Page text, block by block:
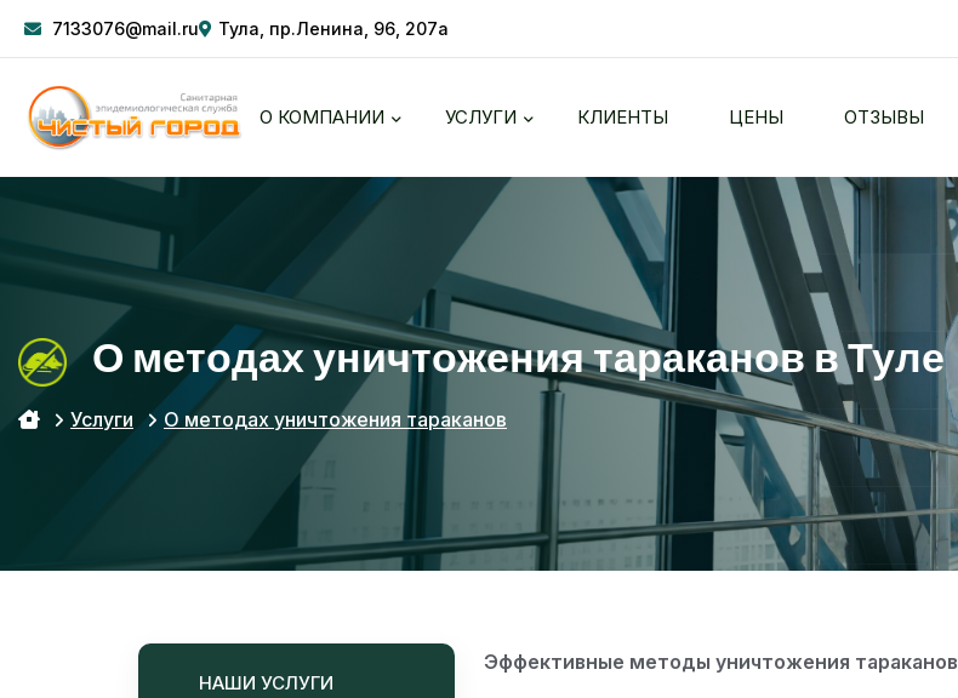
7133076@mail.ru Тула, пр.Ленина, 96, 207а
О КОМПАНИИ УСЛУГИ КЛИЕНТЫ ЦЕНЫ ОТЗЫВЫ
О методах уничтожения тараканов в Туле
Услуги О методах уничтожения тараканов
НАШИ УСЛУГИ
Эффективные методы уничтожения тараканов